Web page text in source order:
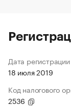
Дата регистрации
18 июля 2019
Код налогового
2536